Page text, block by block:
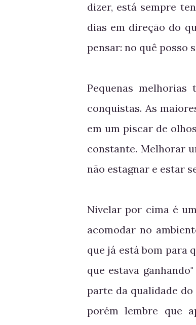
dizer, está sempre
dias em direção do
pensar: no quê posso
Pequenas
conquistas. As
em um piscar de
constante. Melhorar
não estagnar e estar
Nivelar por cima é
acomodar no
que já está bom para
que estava
parte da qualidade
porém lembre que